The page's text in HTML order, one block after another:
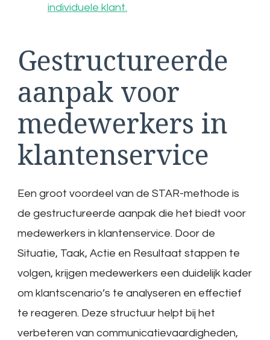
individuele klant.
Gestructureerde
aanpak voor
medewerkers in
klantenservice
Een groot voordeel van de STAR-methode is
de gestructureerde aanpak die het biedt voor
medewerkers in klantenservice. Door de
Situatie, Taak, Actie en Resultaat stappen te
volgen, krijgen medewerkers een duidelijk kader
om klantscenario’s te analyseren en effectief
te reageren. Deze structuur helpt bij het
verbeteren van communicatievaardigheden,